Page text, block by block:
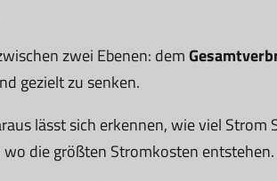
zwei Ebenen: dem
gezielt zu senken.
lässt sich erkennen, wie viel
die größten Stromkosten entstehen.